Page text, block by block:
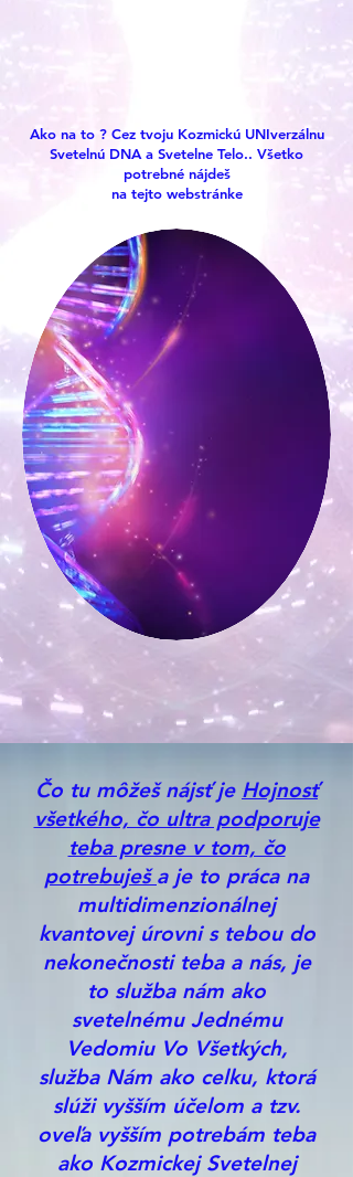
Ako na to ? Cez tvoju Kozmickú UNIverzálnu
Svetelnú DNA a Svetelne Telo.. Všetko
potrebné nájdeš
na tejto webstránke
Čo tu môžeš nájsť je Hojnosť
všetkého, čo ultra podporuje
teba presne v tom, čo
potrebuješa je to práca na
multidimenzionálnej
kvantovej úrovni s tebou do
nekonečnosti teba a nás, je
to služba nám ako
svetelnému Jednému
Vedomiu Vo Všetkých,
služba Nám ako celku, ktorá
slúži vyšším účelom a tzv.
oveľa vyšším potrebám teba
ako Kozmickej Svetelnej